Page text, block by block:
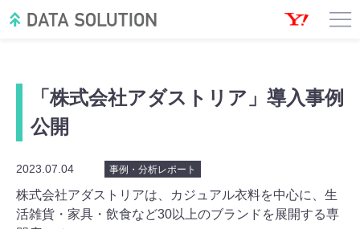
「株式会社アダストリア」導入事例
公開
2023.07.04 事例・分析レポート
株式会社アダストリアは、カジュアル衣料を中心に、生
活雑貨・家具・飲食など30以上のブランドを展開する専